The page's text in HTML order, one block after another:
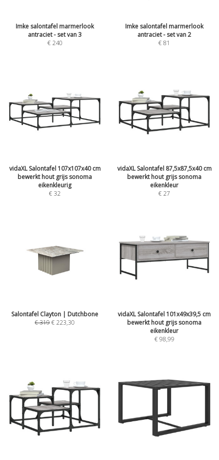
Imke salontafel marmerlook
antraciet - set van 3
€240
Imke salontafel marmerlook
antraciet - set van 2
€81
vidaXL Salontafel 107x107x40 cm
bewerkt hout grijs sonoma
eikenkleurig
€32
vidaXL Salontafel 87,5x87,5x40 cm
bewerkt hout grijs sonoma
eikenkleur
€27
Salontafel Clayton | Dutchbone
€319€223,30
vidaXL Salontafel 101x49x39,5 cm
bewerkt hout grijs sonoma
eikenkleur
€98,99